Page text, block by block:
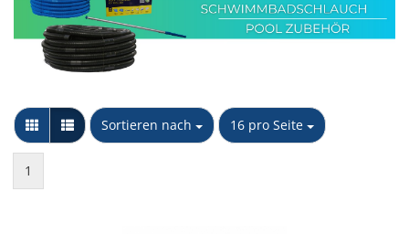
Sortieren nach
Sortieren nach 16 pro Seite
pro Seite
1